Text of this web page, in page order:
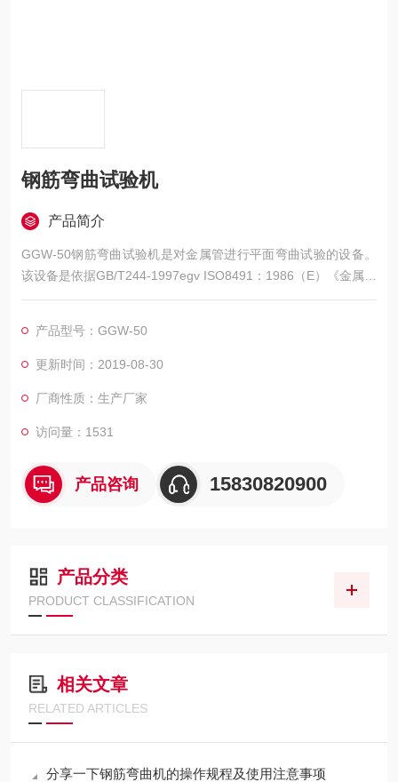
钢筋弯曲试验机
产品简介
GGW-50钢筋弯曲试验机是对金属管进行平面弯曲试验的设备。
该设备是依据GB/T244-1997egv ISO8491：1986（E）《金属管
弯曲试验方法》开发的新型产品。该产品广泛应用于金属管厂和
便，限位可靠，使用寿命长，是目前zui*的弯曲试验机。
产品型号：GGW-50
更新时间：2019-08-30
厂商性质：生产厂家
访问量：1531
产品咨询 15830820900
产品分类
PRODUCT CLASSIFICATION
相关文章
RELATED ARTICLES
分享一下钢筋弯曲机的操作规程及使用注意事项